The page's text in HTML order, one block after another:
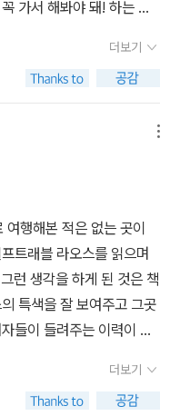
있는 휴대용 맵북도 부록으
가서 해봐야 돼! 하는 게
여행하다 만난 커플 +.+​​
디아 사이에 딱! 끼어있는
고, 주변국들의 침략, 왕자
몸살을 앓은 나라, 라오
능성을 보이는 나라이기
프라방, 왓푸 사원 등 다
역 등 개발되지 않은 원형
리며 자연을 느낄 수 있
라오스.​ 프랑스 식민 지배
다는군요. 라오스 전통음
스토랑도 저렴히 즐길 수
오스 국민코스라 불리는
박 6일 코스부터 무비자여
을 겨울에 특히 여행하기
더보기
여행해본 적은 없는 곳이
트래블 라오스를 읽으며
런 생각을 하게 된 것은 책
특색을 잘 보여주고 그곳
들이 들려주는 이력이 독
은 『미얀마 셀프트래블』
상, 그것을 현실로 만들
더보기